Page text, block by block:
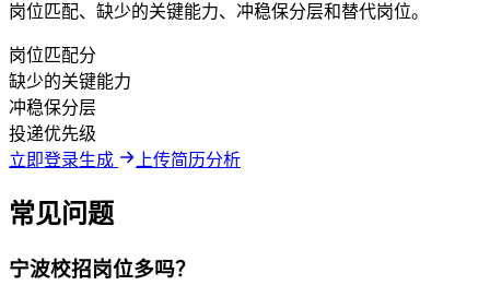
岗位匹配、缺少的关键能力、冲稳保分层和替代岗位。
岗位匹配分
缺少的关键能力
冲稳保分层
投递优先级
立即登录生成
上传简历分析
常见问题
宁波校招岗位多吗？